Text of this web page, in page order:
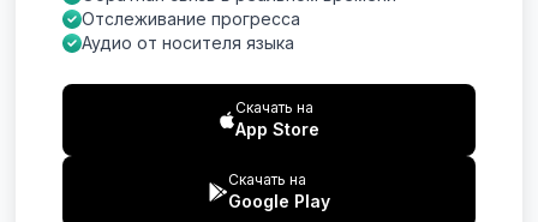
Отслеживание прогресса
Аудио от носителя языка
Скачать на
App Store
Скачать на
Google Play